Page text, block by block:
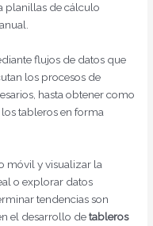
planillas de cálculo
flujos de datos que
los procesos de
hasta obtener como
tableros en forma
móvil y visualizar la
o explorar datos
tendencias son
el desarrollo detableros